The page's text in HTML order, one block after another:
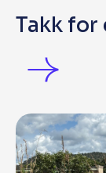
Takk for